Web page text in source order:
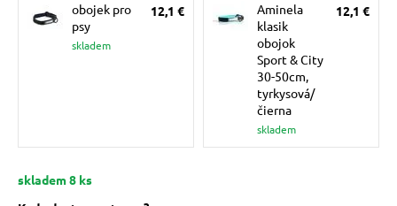
obojek pro
psy
skladem
12,1 €
Aminela
klasik
obojok
Sport & City
30-50cm,
tyrkysová/
čierna
skladem
12,1 €
skladem 8 ks